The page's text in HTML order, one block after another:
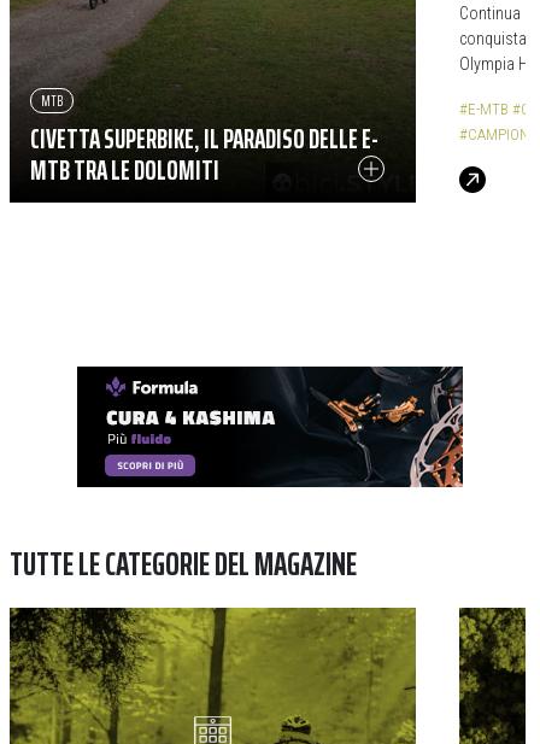
CIVETTA SUPERBIKE, IL PARADISO DELLE E-
MTB TRA LE DOLOMITI
MTB
Continua
conquista
Olympia
#E-MTB
TUTTE LE CATEGORIE DEL MAGAZINE